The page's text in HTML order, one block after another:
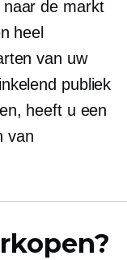
de markt
heel
van uw
publiek
heeft u een
van